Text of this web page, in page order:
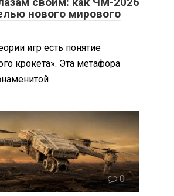
нового мирового
игр есть понятие
крокета». Эта метафора
0